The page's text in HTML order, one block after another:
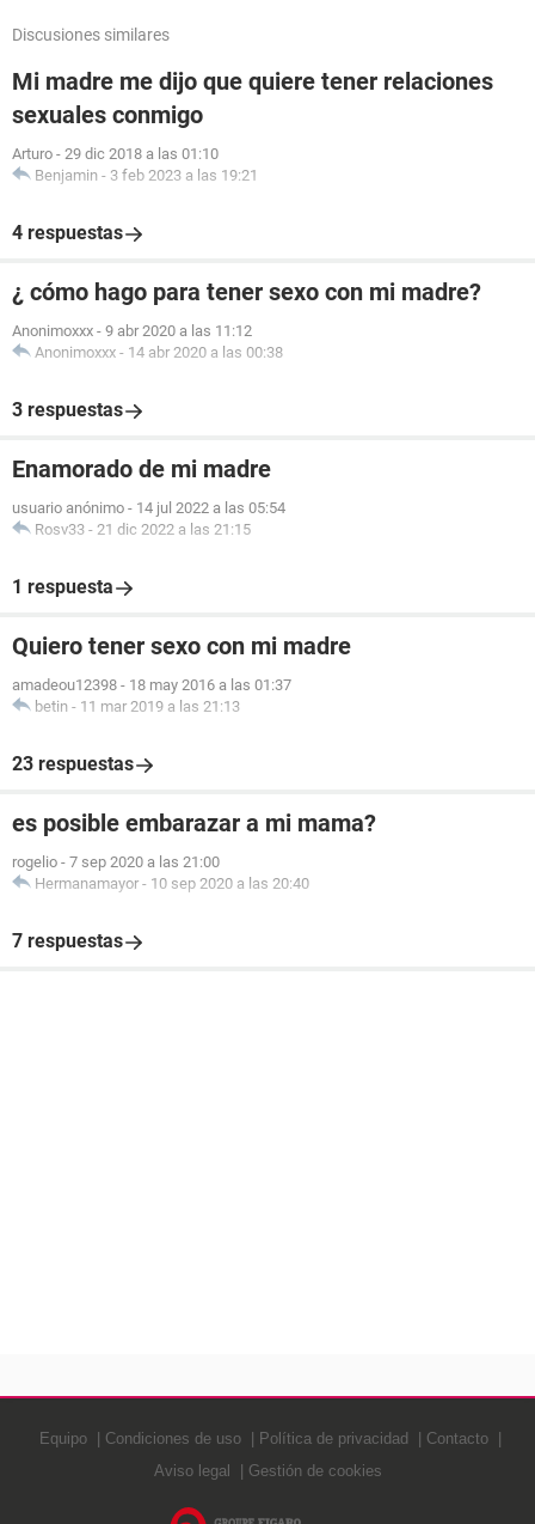
Discusiones similares
Mi madre me dijo que quiere tener relaciones
sexuales conmigo
Arturo - 29 dic 2018 a las 01:10
Benjamin - 3 feb 2023 a las 19:21
4 respuestas
¿ cómo hago para tener sexo con mi madre?
Anonimoxxx - 9 abr 2020 a las 11:12
Anonimoxxx - 14 abr 2020 a las 00:38
3 respuestas
Enamorado de mi madre
usuario anónimo - 14 jul 2022 a las 05:54
Rosv33 - 21 dic 2022 a las 21:15
1 respuesta
Quiero tener sexo con mi madre
amadeou12398 - 18 may 2016 a las 01:37
betin - 11 mar 2019 a las 21:13
23 respuestas
es posible embarazar a mi mama?
rogelio - 7 sep 2020 a las 21:00
Hermanamayor - 10 sep 2020 a las 20:40
7 respuestas
Equipo Condiciones de uso Política de privacidad
Contacto
Aviso legal
Gestión de cookies